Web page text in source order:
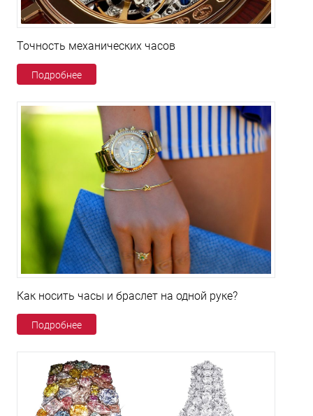
Точность механических часов
Подробнее
Как носить часы и браслет на одной руке?
Подробнее